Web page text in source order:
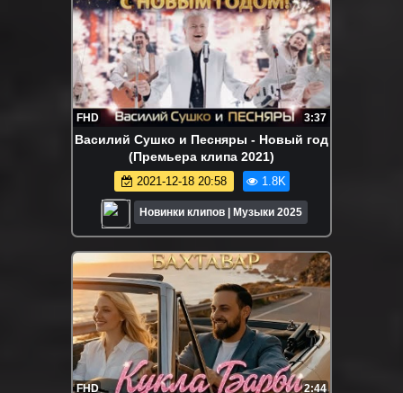
FHD 3:37
Василий Сушко и Песняры - Новый год
(Премьера клипа 2021)
2021-12-18 20:58 1.8K
Новинки клипов | Музыки 2025
FHD 2:44